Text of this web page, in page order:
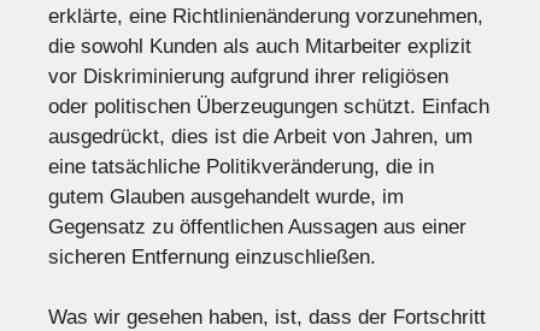
erklärte, eine Richtlinienänderung vorzunehmen,
die sowohl Kunden als auch Mitarbeiter explizit
vor Diskriminierung aufgrund ihrer religiösen
oder politischen Überzeugungen schützt. Einfach
ausgedrückt, dies ist die Arbeit von Jahren, um
eine tatsächliche Politikveränderung, die in
gutem Glauben ausgehandelt wurde, im
Gegensatz zu öffentlichen Aussagen aus einer
sicheren Entfernung einzuschließen.
Was wir gesehen haben, ist, dass der Fortschritt